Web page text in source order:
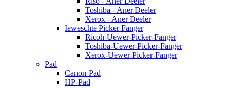
Toshiba - Aner Deeler
Xerox - Aner Deeler
Ieweschte Picker Fanger
Ricoh-Uewer-Picker-Fanger
Toshiba-Uewer-Picker-Fanger
Xerox-Uewer-Picker-Fanger
Pad
Canon-Pad
HP-Pad